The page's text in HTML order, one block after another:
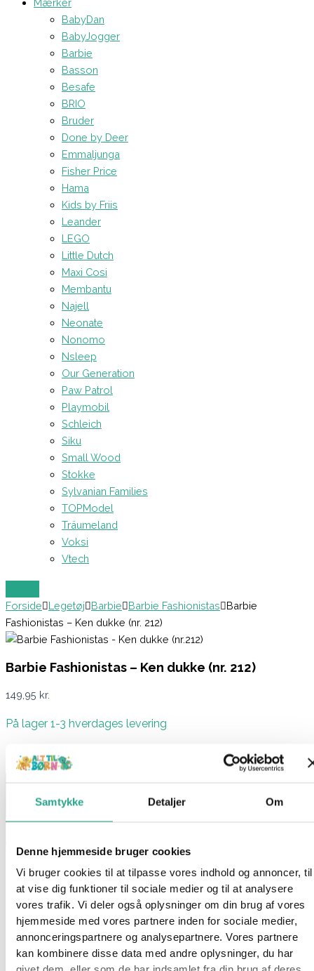
Samtykke Detaljer Om
Denne hjemmeside bruger cookies
Vi bruger cookies til at tilpasse vores indhold og annoncer, til
at vise dig funktioner til sociale medier og til at analysere
vores trafik. Vi deler også oplysninger om din brug af vores
hjemmeside med vores partnere inden for sociale medier,
annonceringspartnere og analysepartnere. Vores partnere
kan kombinere disse data med andre oplysninger, du har
BabyDan
BabyJogger
Barbie
Basson
Besafe
BRIO
Bruder
Done by Deer
Emmaljunga
Fisher Price
Hama
Kids by Friis
Leander
LEGO
Little Dutch
Maxi Cosi
Membantu
Najell
Neonate
Nonomo
Nsleep
Our Generation
Paw Patrol
Playmobil
Schleich
Siku
Small Wood
Stokke
Sylvanian Families
TOPModel
Träumeland
Voksi
Vtech
Forside Legetøj Barbie Barbie Fashionistas
Barbie
Fashionistas – Ken dukke (nr. 212)
Barbie Fashionistas – Ken dukke (nr. 212)
149,95 kr.
På lager 1-3 hverdages levering
På lager: På lager
Varenummer94985Kategorier Barbie,
Dukker,Legetøj
Beskrivelse
Spørg om produktet
Denne Barbie Ken Fashionistas-dukke har kort, brunt hår og
brune øjne. Han er iført et afslappet outfit bestående af lilla